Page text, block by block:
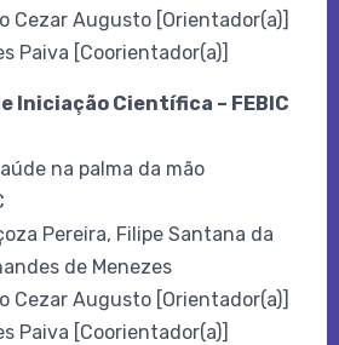
Cezar Augusto [Orientador(a)]
Paiva [Coorientador(a)]
Iniciação Científica – FEBIC
na palma da mão
Pereira, Filipe Santana da
de Menezes
Cezar Augusto [Orientador(a)]
Paiva [Coorientador(a)]